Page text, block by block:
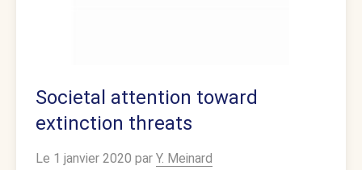
Societal attention toward
extinction threats
Le 1 janvier 2020 par Y. Meinard